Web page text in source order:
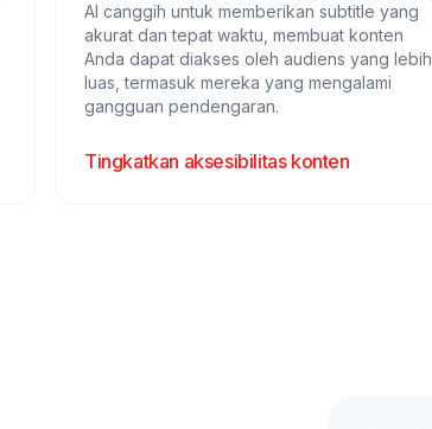
AI canggih untuk memberikan subtitle yang
akurat dan tepat waktu, membuat konten
Anda dapat diakses oleh audiens yang lebih
luas, termasuk mereka yang mengalami
gangguan pendengaran.
Tingkatkan aksesibilitas konten